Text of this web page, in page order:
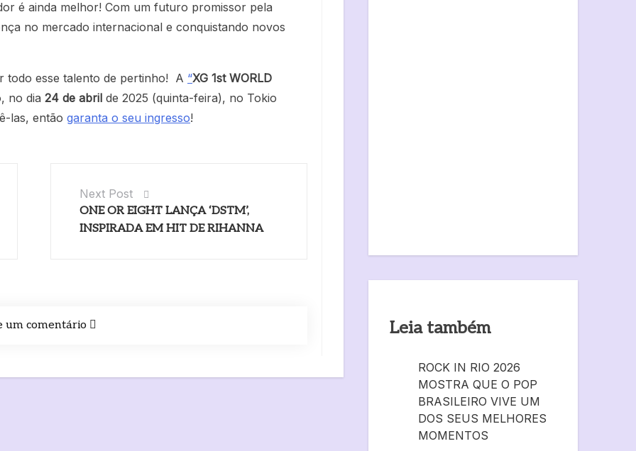
é ainda melhor! Com um futuro promissor pela
no mercado internacional e conquistando novos
todo esse talento de pertinho! A “XG 1st WORLD
no dia 24 de abril de 2025 (quinta-feira), no Tokio
las, então garanta o seu ingresso!
Next Post
ONE OR EIGHT LANÇA ‘DSTM’,
INSPIRADA EM HIT DE RIHANNA
um comentário Leia também
ROCK IN RIO 2026
MOSTRA QUE O POP
BRASILEIRO VIVE UM
DOS SEUS MELHORES
MOMENTOS